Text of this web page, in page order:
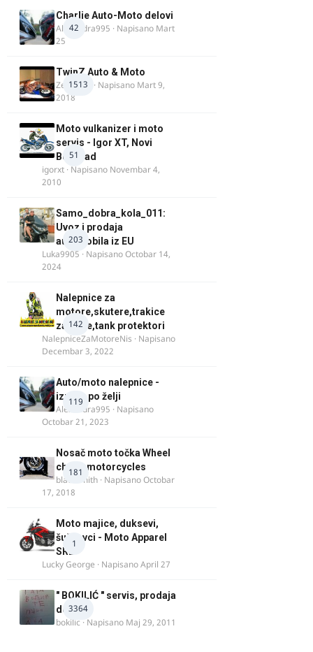
42
Charlie Auto-Moto delovi
Alexandra995 · Napisano Mart
25
1513
TwinZ Auto & Moto
Zeljkamp · Napisano Mart 9,
2018
51
Moto vulkanizer i moto
servis - Igor XT, Novi
Beograd
igorxt · Napisano Novembar 4,
2010
203
Samo_dobra_kola_011:
Uvoz i prodaja
automobila iz EU
Luka9905 · NapisanoOctobar 14,
2024
142
Nalepnice za
motore,skutere,trakice
za felne,tank protektori
NalepniceZaMotoreNis · Napisano
Decembar 3, 2022
119
Auto/moto nalepnice -
izrada po želji
Alexandra995 · Napisano
Octobar 21, 2023
181
Nosač moto točka Wheel
chock motorcycles
blacksmith · NapisanoOctobar
17, 2018
1
Moto majice, duksevi,
šuškavci - Moto Apparel
SRB
Lucky George · NapisanoApril 27
3364
" BOKILIĆ " servis, prodaja
delova
bokilic · Napisano Maj 29, 2011